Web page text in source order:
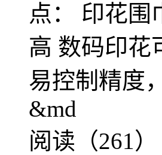
点： 印花
高 数码印花
易控制精度
&md
阅读（261）